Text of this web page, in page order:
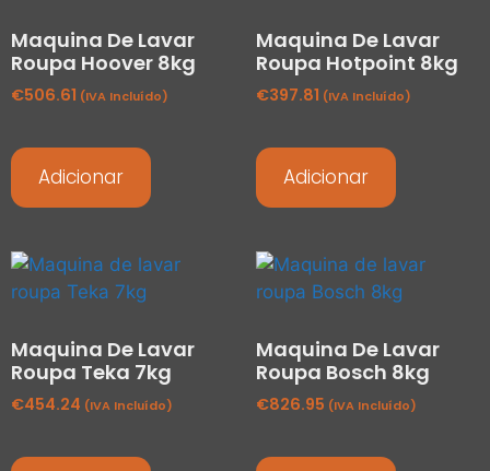
Maquina De Lavar
Roupa Hoover 8kg
€506.61 (IVA Incluído)
Adicionar
Maquina De Lavar
Roupa Hotpoint 8kg
€397.81 (IVA Incluído)
Adicionar
Maquina De Lavar
Roupa Teka 7kg
€454.24 (IVA Incluído)
Maquina De Lavar
Roupa Bosch 8kg
€826.95 (IVA Incluído)